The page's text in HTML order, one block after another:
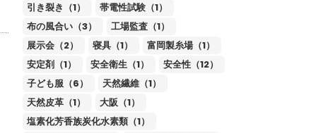
引き裂き（1）
帯電性試験（1）
布の風合い（3）
工場監査（1）
展示会（2）
寝具（1）
富岡製糸場（1）
安定剤（1）
安全衛生（1）
安全性（12）
子ども服（6）
天然繊維（1）
天然皮革（1）
大阪（1）
塩素化芳香族炭化水素類（1）